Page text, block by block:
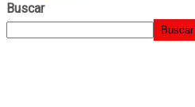
Buscar
Buscar